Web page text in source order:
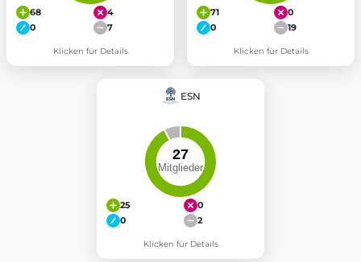
68
4
0
7
Klicken für Details
71
0
0
19
Klicken für Details
ESN
25
0
0
2
Klicken für Details